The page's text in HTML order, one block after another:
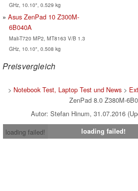
GHz, 10.10", 0.529 kg
Asus ZenPad 10 Z300M-
6B040A
Mali-T720 MP2, MT8163 V/B 1.3
GHz, 10.10", 0.508 kg
Preisvergleich
> Notebook Test, Laptop Test und News>
ZenPad 8.0 Z380M-
Autor: Stefan Hinum, 31.07.2016
loading failed!
loading failed!